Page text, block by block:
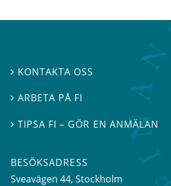
 KONTAKTA OSS
ARBETA PÅ FI
TIPSA FI – GÖR EN ANMÄLAN
BESÖKSADRESS
Sveavägen 44, Stockholm